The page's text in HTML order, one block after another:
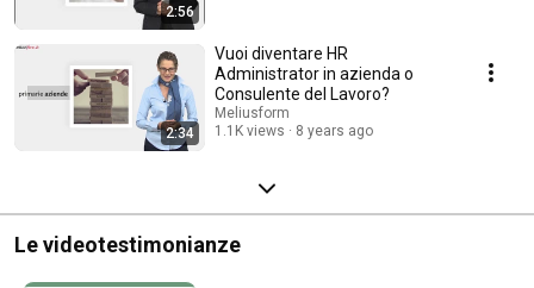
2:56
2:34
Vuoi diventare HR
Administrator in azienda o
Consulente del Lavoro?
Meliusform
1.1K views
8 years ago
Le videotestimonianze